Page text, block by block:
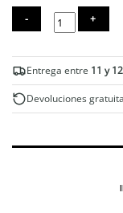
esencial
de
lavanda
cantidad
Entrega entre 11 y
Devoluciones